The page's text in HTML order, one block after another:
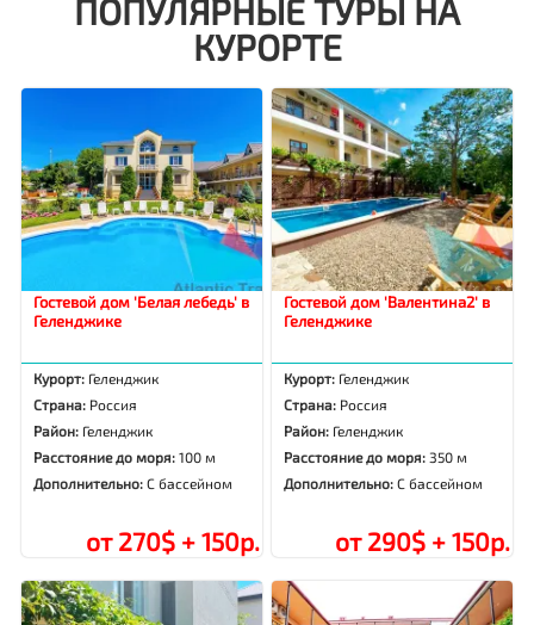
ПОПУЛЯРНЫЕ ТУРЫ НА
КУРОРТЕ
Гостевой дом 'Белая лебедь' в
Геленджике
Курорт: Геленджик
Страна: Россия
Район: Геленджик
Расстояние до моря:100 м
Дополнительно:С бассейном
от 270$ + 150р.
Гостевой дом 'Валентина2' в
Геленджике
Курорт: Геленджик
Страна: Россия
Район: Геленджик
Расстояние до моря: 350 м
Дополнительно:С бассейном
от 290$ + 150р.